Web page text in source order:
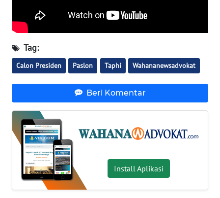
Tag:
Calon Presiden Paslon Taphi Wahananewsadvokat
Beri Komentar
Install Aplikasi
SERAMBI
JAMBI
WN
NTB
WN
SULTENG